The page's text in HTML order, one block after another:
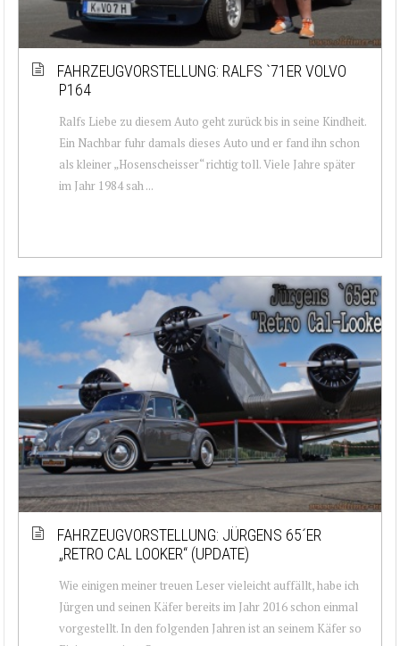
FAHRZEUGVORSTELLUNG: RALFS `71ER VOLVO
P164
Ralfs Liebe zu diesem Auto geht zurück bis in seine Kindheit.
Ein Nachbar fuhr damals dieses Auto und er fand ihn schon
als kleiner „Hosenscheisser“ richtig toll. Viele Jahre später
im Jahr 1984 sah ...
FAHRZEUGVORSTELLUNG: JÜRGENS 65´ER
„RETRO CAL LOOKER“ (UPDATE)
Wie einigen meiner treuen Leser vieleicht auffällt, habe ich
Jürgen und seinen Käfer bereits im Jahr 2016 schon einmal
vorgestellt. In den folgenden Jahren ist an seinem Käfer so